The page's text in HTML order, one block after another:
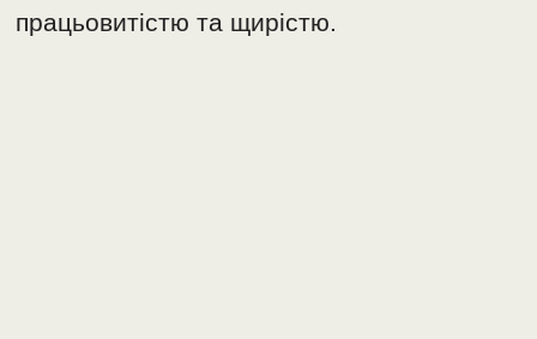
працьовитістю та щирістю.